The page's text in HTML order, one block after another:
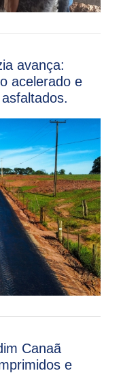
avança:
acelerado e
Canaã
e